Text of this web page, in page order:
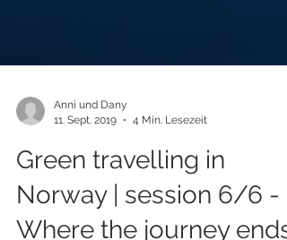
Anni und Dany
11. Sept. 2019
4 Min. Lesezeit
Green travelling in